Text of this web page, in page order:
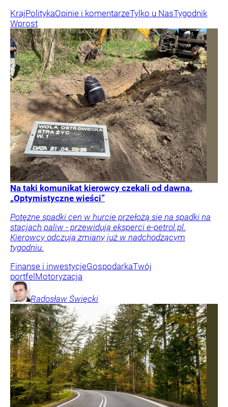
KrajPolitykaOpinie i komentarzeTylko u NasTygodnik
Wprost
Na taki komunikat kierowcy czekali od dawna.
„Optymistyczne wieści”
Potężne spadki cen w hurcie przełożą się na spadki na
stacjach paliw - przewidują eksperci e-petrol.pl.
Kierowcy odczują zmiany już w nadchodzącym
tygodniu.
Finanse i inwestycjeGospodarkaTwój
portfelMotoryzacja
Radosław Święcki